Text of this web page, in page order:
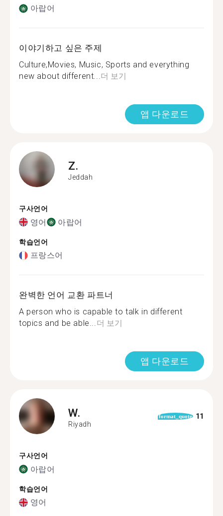
아랍어
이야기하고 싶은 주제
Culture,Movies, Music, Sports and everything
new about different...더 보기
앱 다운로드
Z.
Jeddah
구사언어
영어 아랍어
학습언어
프랑스어
완벽한 언어 교환 파트너
A person who is capable to talk in different
topics and be able...더 보기
앱 다운로드
W.
Riyadh
format_quote 11
구사언어
아랍어
학습언어
영어